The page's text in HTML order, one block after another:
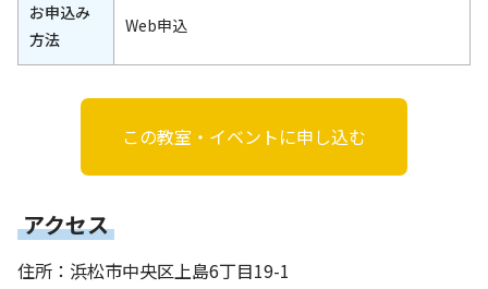
お申込み
方法
Web申込
この教室・イベントに申し込む
アクセス
住所：浜松市中央区上島6丁目19-1